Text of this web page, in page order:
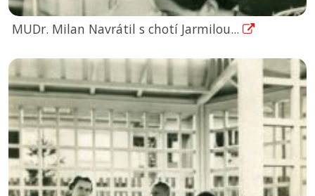
MUDr. Milan Navrátil s chotí Jarmilou...